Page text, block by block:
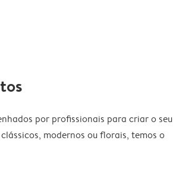
por profissionais para criar o seu
modernos ou florais, temos o